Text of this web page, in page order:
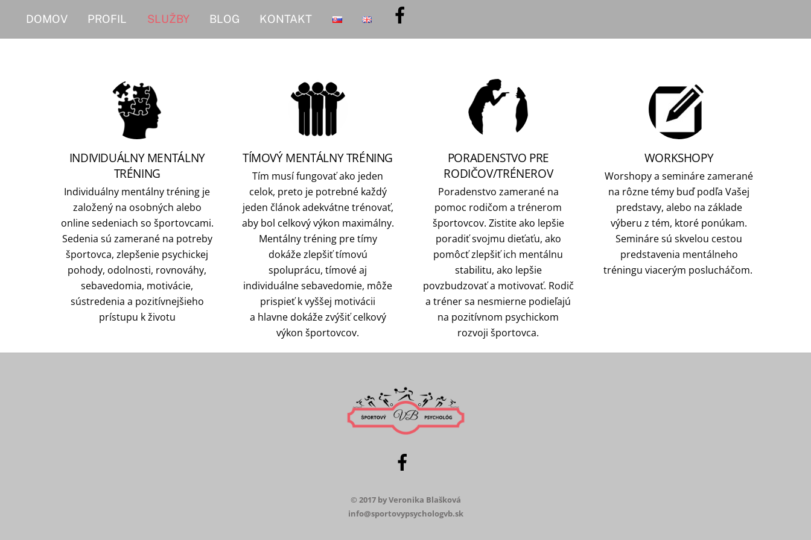
content
DOMOV PROFIL SLUŽBY BLOG KONTAKT
INDIVIDUÁLNY MENTÁLNY
TRÉNING
Individuálny mentálny tréning je
založený na osobných alebo
online sedeniach so športovcami.
Sedenia sú zamerané na potreby
športovca, zlepšenie psychickej
pohody, odolnosti, rovnováhy,
sebavedomia, motivácie,
sústredenia a pozitívnejšieho
prístupu k životu
TÍMOVÝ MENTÁLNY TRÉNING
Tím musí fungovať ako jeden
celok, preto je potrebné každý
jeden článok adekvátne trénovať,
aby bol celkový výkon maximálny.
Mentálny tréning pre tímy
dokáže zlepšiť tímovú
spoluprácu, tímové aj
individuálne sebavedomie, môže
prispieť k vyššej motivácii
a hlavne dokáže zvýšiť celkový
výkon športovcov.
PORADENSTVO PRE
RODIČOV/TRÉNEROV
Poradenstvo zamerané na
pomoc rodičom a trénerom
športovcov. Zistite ako lepšie
poradiť svojmu dieťaťu, ako
pomôcť zlepšiť ich mentálnu
stabilitu, ako lepšie
povzbudzovať a motivovať. Rodič
a tréner sa nesmierne podieľajú
na pozitívnom psychickom
rozvoji športovca.
WORKSHOPY
Worshopy a semináre zamerané
na rôzne témy buď podľa Vašej
predstavy, alebo na základe
výberu z tém, ktoré ponúkam.
Semináre sú skvelou cestou
predstavenia mentálneho
tréningu viacerým poslucháčom.
© 2017 by Veronika Blašková
info@sportovypsychologvb.sk